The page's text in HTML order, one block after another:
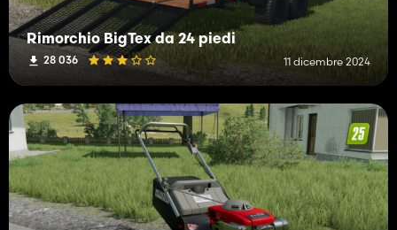
Rimorchio BigTex da 24 piedi
28 036 11 dicembre 2024